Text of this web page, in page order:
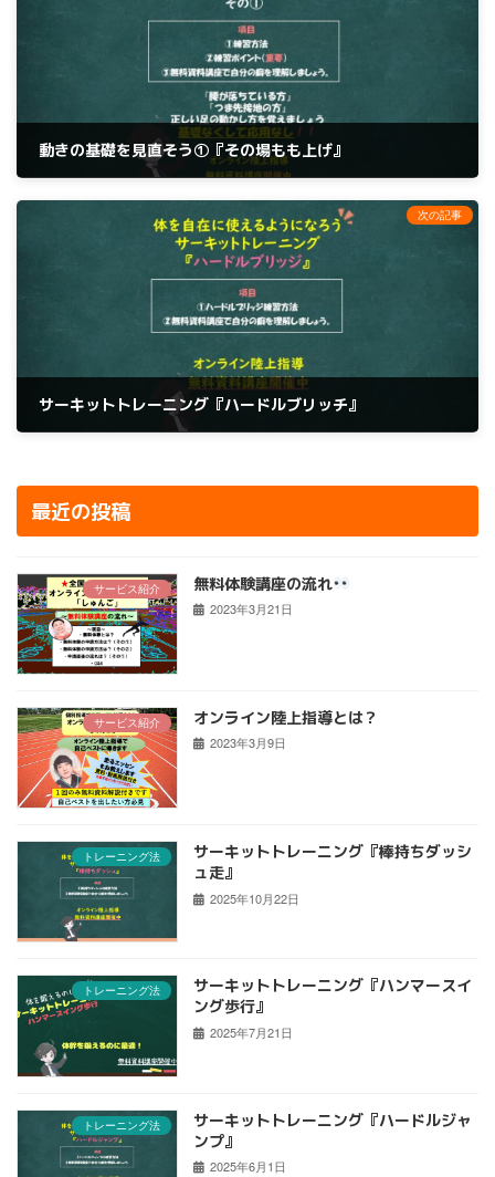
動きの基礎を見直そう①『その場もも上げ』
次の記事
サーキットトレーニング『ハードルブリッチ』
最近の投稿
サービス紹介 無料体験講座の流れ
2023年3月21日
サービス紹介 オンライン陸上指導とは？
2023年3月9日
トレーニング法
サーキットトレーニング『棒持ちダッシ
ュ走』
2025年10月22日
トレーニング法
サーキットトレーニング『ハンマースイ
ング歩行』
2025年7月21日
トレーニング法
サーキットトレーニング『ハードルジャ
ンプ』
2025年6月1日